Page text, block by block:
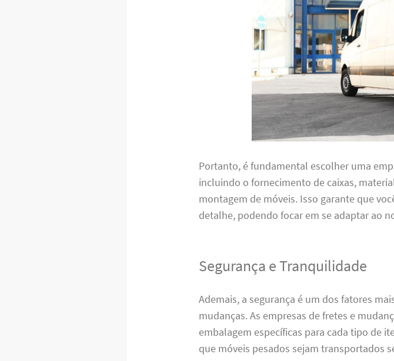
Portanto, é fundamental escolher uma
incluindo o fornecimento de caixas,
montagem de móveis. Isso garante que
detalhe, podendo focar em se adaptar ao
Segurança e Tranquilidade
Ademais, a segurança é um dos fatores
mudanças. As empresas de fretes e
embalagem específicas para cada tipo de
que móveis pesados sejam transportados